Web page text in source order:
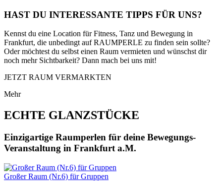
HAST DU INTERESSANTE TIPPS FÜR UNS?
Kennst du eine Location für Fitness, Tanz und Bewegung in
Frankfurt, die unbedingt auf RAUMPERLE zu finden sein sollte?
Oder möchtest du selbst einen Raum vermieten und wünschst dir
noch mehr Sichtbarkeit? Dann mach bei uns mit!
JETZT RAUM VERMARKTEN
Mehr
ECHTE GLANZSTÜCKE
Einzigartige Raumperlen für deine Bewegungs-
Veranstaltung in Frankfurt a.M.
Großer Raum (Nr.6) für Gruppen